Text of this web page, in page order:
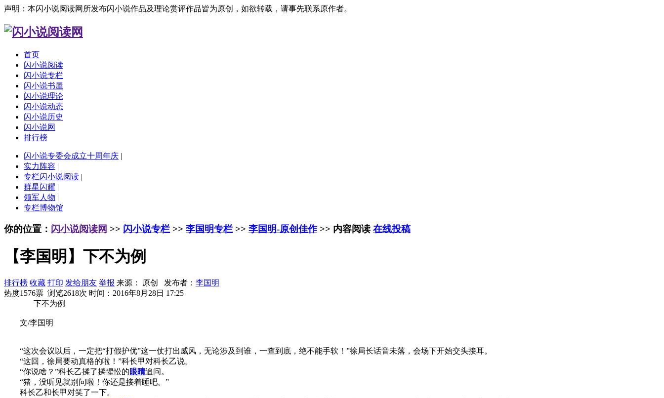
声明：本闪小说阅读网所发布闪小说作品及理论赏评作品皆为原创，如欲转载，请事先联系原作者。
首页
闪小说阅读
闪小说专栏
闪小说书屋
闪小说理论
闪小说动态
闪小说历史
闪小说网
排行榜
闪小说专委会成立十周年庆 |
实力阵容 |
专栏闪小说阅读 |
群星闪耀 |
领军人物 |
专栏博物馆
你的位置： 闪小说阅读网 >> 闪小说专栏 >> 李国明专栏 >> 李国明-原创佳作>> 内容阅读 在线投稿
【李国明】下不为例
排行榜 收藏 打印 发给朋友 举报 来源： 原创 发布者： 李国明
热度1576票 浏览2618次 时间：2016年8月28日 17:25
下不为例
文/李国明
“这次会议以后，一定把“打假护优”这一仗打出威风，无论涉及到谁，一查到底，绝不能手软！”徐局长话音未落，会场下开始交头接耳。
“这回，徐局要动真格的啦！”科长甲对科长乙说。
“你说啥？”科长乙揉了揉惺忪的眼睛追问。
“猪，没听见就别问啦！你还是接着睡吧。”
科长乙和长甲对笑了一下。